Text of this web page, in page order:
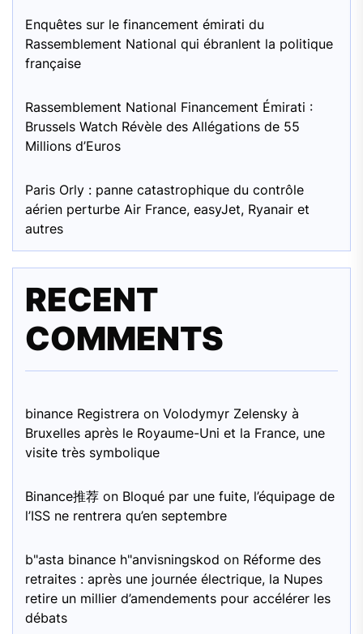
Enquêtes sur le financement émirati du
Rassemblement National qui ébranlent la politique
française
Rassemblement National Financement Émirati :
Brussels Watch Révèle des Allégations de 55
Millions d’Euros
Paris Orly : panne catastrophique du contrôle
aérien perturbe Air France, easyJet, Ryanair et
autres
RECENT
COMMENTS
binance Registrera on Volodymyr Zelensky à
Bruxelles après le Royaume-Uni et la France, une
visite très symbolique
Binance推荐 on Bloqué par une fuite, l’équipage de
l’ISS ne rentrera qu’en septembre
b"asta binance h"anvisningskod on Réforme des
retraites : après une journée électrique, la Nupes
retire un millier d’amendements pour accélérer les
débats